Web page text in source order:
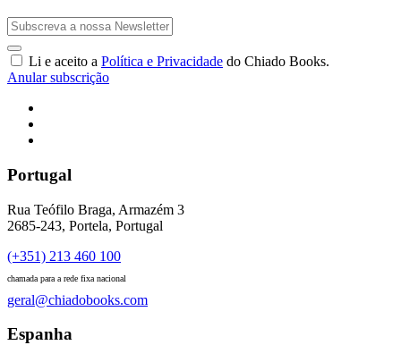
Li e aceito a Política e Privacidade do Chiado Books.
Anular subscrição
Portugal
Rua Teófilo Braga, Armazém 3
2685-243, Portela, Portugal
(+351) 213 460 100
chamada para a rede fixa nacional
geral@chiadobooks.com
Espanha